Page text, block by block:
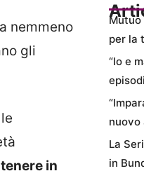
nemmeno
gli
in
Mutuo
per la
“Io e
nuovo
La
in